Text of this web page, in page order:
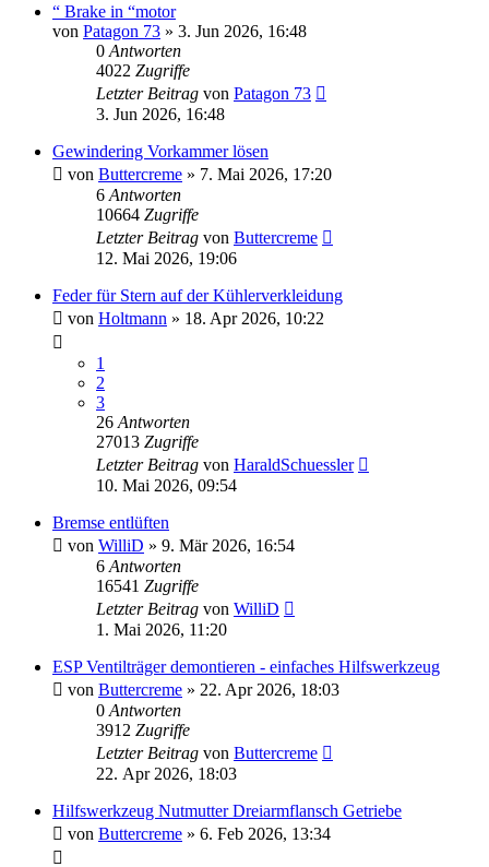
“ Brake in “motor
von Patagon 73 » 3. Jun 2026, 16:48
0 Antworten
4022 Zugriffe
Letzter Beitrag von Patagon 73
3. Jun 2026, 16:48
Gewindering Vorkammer lösen
von Buttercreme » 7. Mai 2026, 17:20
6 Antworten
10664 Zugriffe
Letzter Beitrag von Buttercreme
12. Mai 2026, 19:06
Feder für Stern auf der Kühlerverkleidung
von Holtmann » 18. Apr 2026, 10:22
1
2
3
26 Antworten
27013 Zugriffe
Letzter Beitrag von HaraldSchuessler
10. Mai 2026, 09:54
Bremse entlüften
von WilliD » 9. Mär 2026, 16:54
6 Antworten
16541 Zugriffe
Letzter Beitrag von WilliD
1. Mai 2026, 11:20
ESP Ventilträger demontieren - einfaches Hilfswerkzeug
von Buttercreme » 22. Apr 2026, 18:03
0 Antworten
3912 Zugriffe
Letzter Beitrag von Buttercreme
22. Apr 2026, 18:03
Hilfswerkzeug Nutmutter Dreiarmflansch Getriebe
von Buttercreme » 6. Feb 2026, 13:34